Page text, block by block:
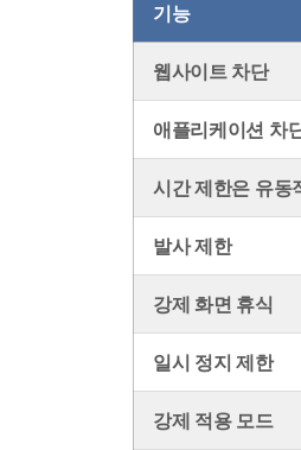
기능
웹사이트 차단
애플리케이션 차
시간 제한은 유동
발사 제한
강제 화면 휴식
일시 정지 제한
강제 적용 모드